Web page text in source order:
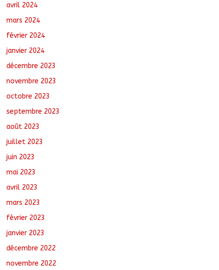
avril 2024
mars 2024
février 2024
janvier 2024
décembre 2023
novembre 2023
octobre 2023
septembre 2023
août 2023
juillet 2023
juin 2023
mai 2023
avril 2023
mars 2023
février 2023
janvier 2023
décembre 2022
novembre 2022